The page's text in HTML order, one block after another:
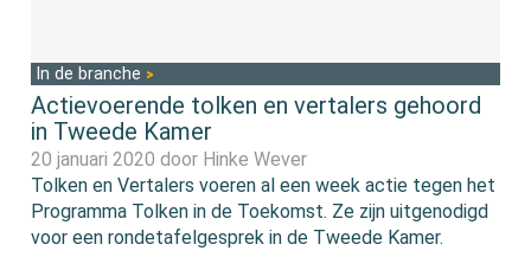
In de branche
Actievoerende tolken en vertalers gehoord
in Tweede Kamer
20 januari 2020 door Hinke Wever
Tolken en Vertalers voeren al een week actie tegen het
Programma Tolken in de Toekomst. Ze zijn uitgenodigd
voor een rondetafelgesprek in de Tweede Kamer.